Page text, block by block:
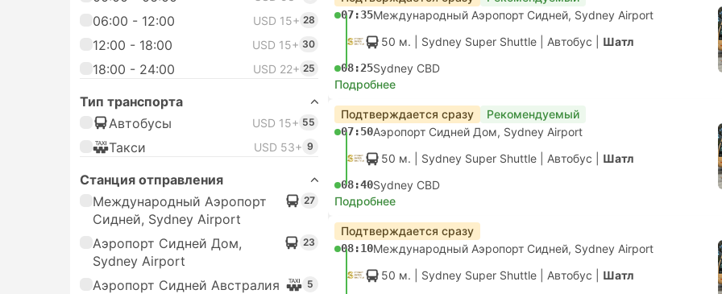
06:00 - 12:00 USD 15+ 28
12:00 - 18:00 USD 15+ 30
18:00 - 24:00 USD 22+ 25
Тип транспорта
Автобусы
USD 15+ 55
Такси USD 53+ 9
Станция отправления
Международный Аэропорт
Сидней, Sydney Airport
27
Аэропорт Сидней Дом,
Sydney Airport
23
Аэропорт Сидней Австралия 5
07:35Международный Аэропорт Сидней, Sydney Airport
50 м. | Sydney Super Shuttle Автобус Шатл
08:25Sydney CBD
Подробнее
Подтверждается сразу Рекомендуемый
07:50Аэропорт Сидней Дом, Sydney Airport
50 м. | Sydney Super Shuttle Автобус Шатл
08:40Sydney CBD
Подробнее
Подтверждается сразу
08:10Международный Аэропорт Сидней, Sydney Airport
50 м. | Sydney Super Shuttle Автобус Шатл